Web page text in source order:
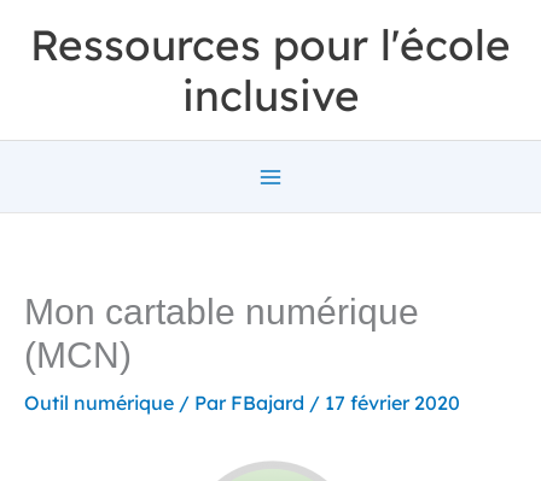
Ressources pour l'école
inclusive
Mon cartable numérique
(MCN)
Outil numérique / Par FBajard / 17 février 2020